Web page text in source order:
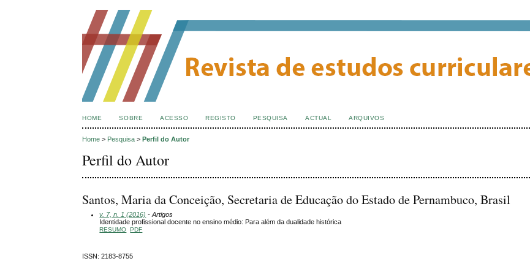
HOME SOBRE ACESSO REGISTO PESQUISA ACTUAL ARQUIVOS
Home > Pesquisa >Perfil do Autor
Perfil do Autor
Santos, Maria da Conceição, Secretaria de Educação do Estado de Pernambuco, Brasil
v. 7, n. 1 (2016) - Artigos
Identidade profissional docente no ensino médio: Para além da dualidade histórica
RESUMO PDF
ISSN: 2183-8755